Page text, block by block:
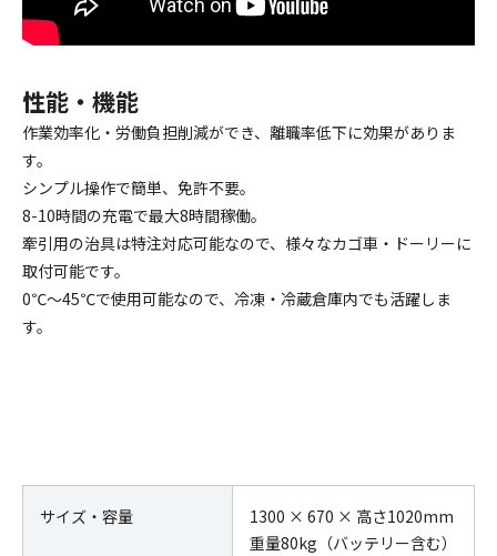
性能・機能
作業効率化・労働負担削減ができ、離職率低下に効果がありま
す。
シンプル操作で簡単、免許不要。
8-10時間の充電で最大8時間稼働。
牽引用の治具は特注対応可能なので、様々なカゴ車・ドーリーに
取付可能です。
0℃～45℃で使用可能なので、冷凍・冷蔵倉庫内でも活躍しま
す。
サイズ・容量
1300 × 670 × 高さ1020mm
重量80kg（バッテリー含む）